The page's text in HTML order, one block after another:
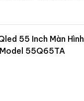
55 Inch Màn Hình
55Q65TA